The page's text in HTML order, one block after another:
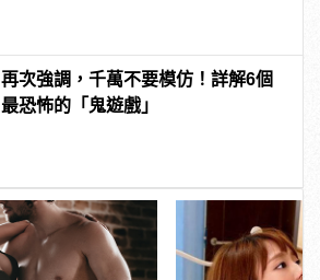
再次強調，千萬不要模仿！詳解6個
最恐怖的「鬼遊戲」